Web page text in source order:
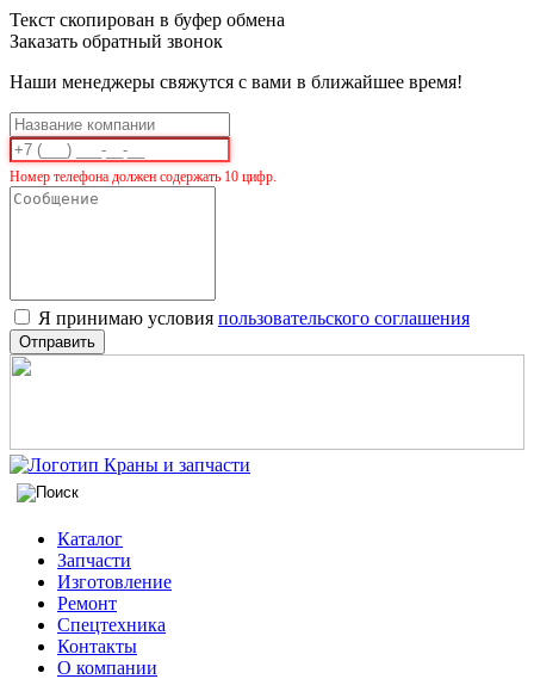
Текст скопирован в буфер обмена
Заказать обратный звонок
Наши менеджеры свяжутся с вами в ближайшее время!
Номер телефона должен содержать 10 цифр.
Я принимаю условия пользовательского соглашения
Отправить
Каталог
Запчасти
Изготовление
Ремонт
Спецтехника
Контакты
О компании